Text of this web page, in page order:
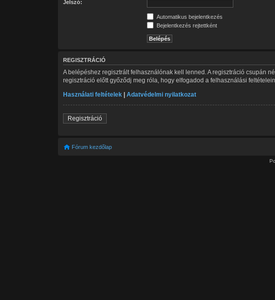
Jelszó:
Automatikus bejelentkezés
Bejelentkezés rejtettként
REGISZTRÁCIÓ
A belépéshez regisztrált felhasználónak kell lenned. A regisztráció csupán
regisztráció előtt győződj meg róla, hogy elfogadod a felhasználási
Használati feltételek |Adatvédelmi nyilatkozat
Regisztráció
Fórum kezdőlap